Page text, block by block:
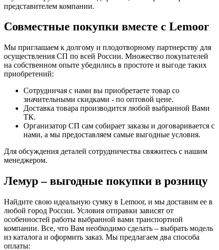
представителем компании.
Совместные покупки вместе с Lemoor
Мы приглашаем к долгому и плодотворному партнерству для
осуществления СП по всей России. Множество покупателей
на собственном опыте убедились в простоте и выгоде таких
приобретений:
Сотрудничая с нами вы приобретаете товар со
значительными скидками - по оптовой цене.
Доставка товара производится любой выбранной Вами
ТК.
Организатор СП сам собирает заказы и договаривается с
нами, а мы предоставляем самые выгодные условия.
Для обсуждения деталей сотрудничества свяжитесь с нашим
менеджером.
Лемур – выгодные покупки в розницу
Найдите свою идеальную сумку в Lemoor, и мы доставим ее в
любой город России. Условия отправки зависят от
особенностей работы выбранной вами транспортной
компании. Все, что Вам необходимо сделать – выбрать модель
из каталога и оформить заказ. Мы предлагаем два способа
оплаты: